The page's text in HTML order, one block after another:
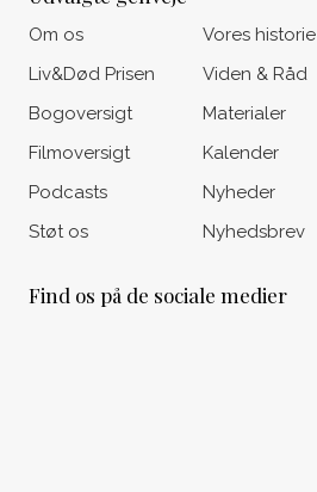
Om os
Liv&Død Prisen
Bogoversigt
Filmoversigt
Podcasts
Støt os
Vores historie
Viden & Råd
Materialer
Kalender
Nyheder
Nyhedsbrev
Find os på de sociale medier